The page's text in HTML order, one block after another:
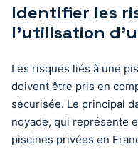
Identifier les
l’utilisation
Les risques liés à une
doivent être pris en
sécurisée. Le principal
noyade, qui représente
piscines privées en